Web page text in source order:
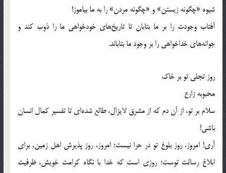
شیوه «چگونه زیستن» و «چگونه مردن» را به ما بیاموز!
آفتاب وجودت را بر ما بتابان تا تاریخ‌های خودخواهی ما را ذوب کند و
جوانه‌های خداخواهی را بر وجود ما بتاباند.
روز تجلی تو بر خاک
محبوبه زارع
سلام بر تو، از آن دم که از مشرق لایزال، طالع شده‌ای تا تفسیر کمال انسان
باشی!
آری! امروز، روز بلوغ تو در حرا نیست؛ امروز، روز پذیرش اهل زمین، برای
ابلاغ رسالت توست؛ روزی است که خدا با نگاه کرامت خویش، ظرفیت